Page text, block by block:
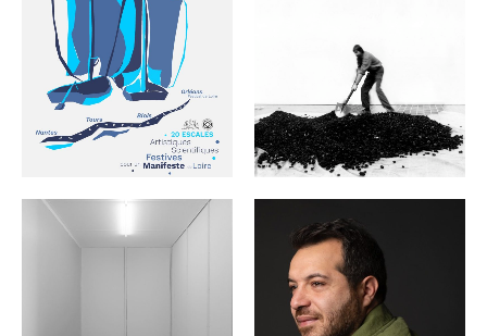
LA GRANDE REMONTÉE 6
SEPTEMBRE 16H-20H
ÉVÉNEMENTS ARCHIVES
EST L’EVENT DE VENET
06.07-07.11.2023
ÉVÉNEMENTS ARCHIVES
LE PLUS GRAND LIVRE DU
MONDE DE MAHIR GUVEN
EXPOSÉ AU CHÂTEAU DE
MONTSOREAU LES 1ER ET
2 AVRIL 2023